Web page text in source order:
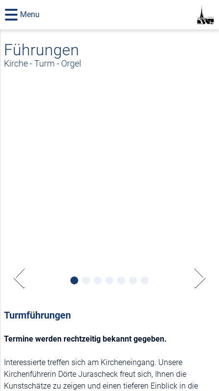
Menu
Führungen
Kirche - Turm - Orgel
Turmführungen
Termine werden rechtzeitig bekannt gegeben.
Interessierte treffen sich am Kircheneingang. Unsere
Kirchenführerin Dörte Jurascheck freut sich, Ihnen die
Kunstschätze zu zeigen und einen tieferen Einblick in die